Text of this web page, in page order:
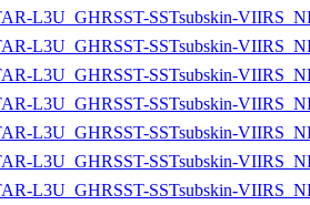
L3U_GHRSST-SSTsubskin-
L3U_GHRSST-SSTsubskin-
L3U_GHRSST-SSTsubskin-
L3U_GHRSST-SSTsubskin-
L3U_GHRSST-SSTsubskin-
L3U_GHRSST-SSTsubskin-
L3U_GHRSST-SSTsubskin-